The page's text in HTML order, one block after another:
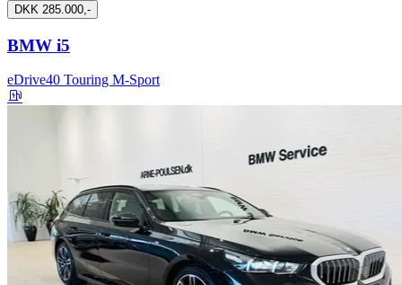
DKK 285.000,-
BMW i5
eDrive40 Touring M-Sport